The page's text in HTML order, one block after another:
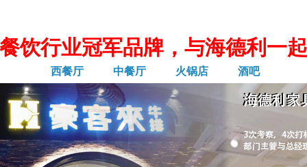
饮行业冠军品牌，与海德利一
西餐厅 中餐厅 火锅店 酒吧